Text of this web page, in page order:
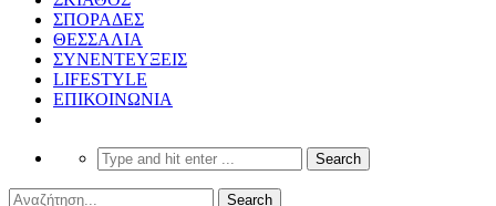
ΣΠΟΡΑΔΕΣ
ΘΕΣΣΑΛΙΑ
ΣΥΝΕΝΤΕΥΞΕΙΣ
LIFESTYLE
ΕΠΙΚΟΙΝΩΝΙΑ